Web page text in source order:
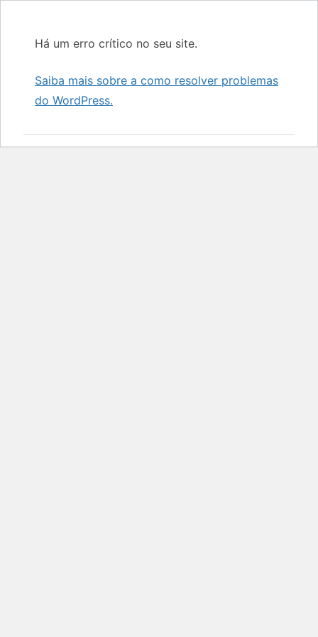
Há um erro crítico no seu site.
Saiba mais sobre a como resolver problemas
do WordPress.